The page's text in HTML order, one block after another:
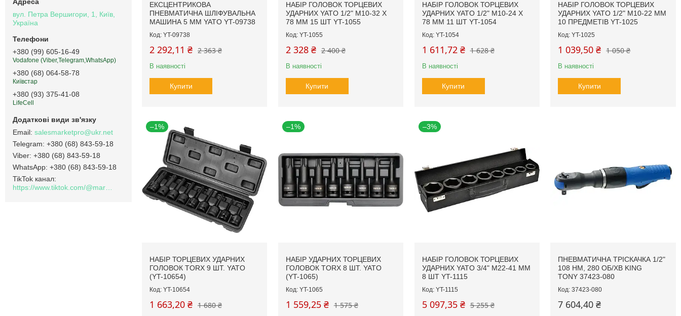
ЕКСЦЕНТРИКОВА
ПНЕВМАТИЧНА ШЛІФУВАЛЬНА
МАШИНА 5 ММ YATO YT-09738
YT-09738
2 363 ₴
2 292,11 ₴
В наявності
Купити
НАБІР ГОЛОВОК ТОРЦЕВИХ
УДАРНИХ YATO 1/2" М10-32 Х
78 ММ 15 ШТ YT-1055
YT-1055
2 400 ₴
2 328 ₴
В наявності
Купити
НАБІР ГОЛОВОК ТОРЦЕВИХ
УДАРНИХ YATO 1/2" М10-24 Х
78 ММ 11 ШТ YT-1054
YT-1054
1 628 ₴
1 611,72 ₴
В наявності
Купити
НАБІР ГОЛОВОК ТОРЦЕВИХ
УДАРНИХ YATO 1/2" М10-22 ММ
10 ПРЕДМЕТІВ YT-1025
YT-1025
1 050 ₴
1 039,50 ₴
В наявності
Купити
–1%
НАБІР ТОРЦЕВИХ УДАРНИХ
ГОЛОВОК TORX 9 ШТ. YATO
(YT-10654)
YT-10654
1 680 ₴
1 663,20 ₴
–1%
НАБІР УДАРНИХ ТОРЦЕВИХ
ГОЛОВОК TORX 8 ШТ. YATO
(YT-1065)
YT-1065
1 575 ₴
1 559,25 ₴
–3%
НАБІР ГОЛОВОК ТОРЦЕВИХ
УДАРНИХ YATO 3/4" М22-41 ММ
8 ШТ YT-1115
YT-1115
5 255 ₴
5 097,35 ₴
ПНЕВМАТИЧНА ТРІСКАЧКА 1/2"
108 НМ, 280 ОБ/ХВ KING
TONY 37423-080
37423-080
7 604,40 ₴
вул. Петра Вершигори, 1, Київ,
Україна
+380 (99) 605-16-49
Vodafone (Viber,Telegram,WhatsApp)
+380 (68) 064-58-78
Київстар
+380 (93) 375-41-08
LifeCell
salesmarketpro@ukr.net
+380 (68) 843-59-18
+380 (68) 843-59-18
+380 (68) 843-59-18
TikTok канал